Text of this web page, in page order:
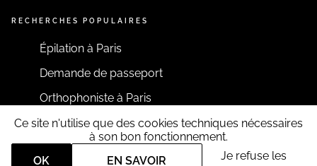
RECHERCHES POPULAIRES
Épilation à Paris
Demande de passeport
Orthophoniste à Paris
RESTONS CONNECTÉS
Ce site n'utilise que des cookies techniques nécessaires
à son bon fonctionnement.
OK
EN SAVOIR Je refuse les